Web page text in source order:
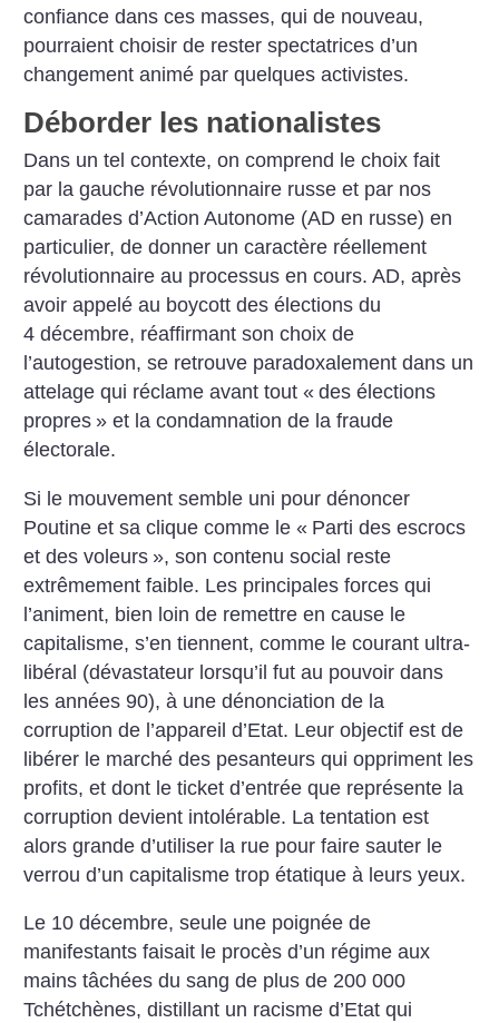
confiance dans ces masses, qui de nouveau,
pourraient choisir de rester spectatrices d’un
changement animé par quelques activistes.
Déborder les nationalistes
Dans un tel contexte, on comprend le choix fait
par la gauche révolutionnaire russe et par nos
camarades d’Action Autonome (AD en russe) en
particulier, de donner un caractère réellement
révolutionnaire au processus en cours. AD, après
avoir appelé au boycott des élections du
4 décembre, réaffirmant son choix de
l’autogestion, se retrouve paradoxalement dans un
attelage qui réclame avant tout « des élections
propres » et la condamnation de la fraude
électorale.
Si le mouvement semble uni pour dénoncer
Poutine et sa clique comme le « Parti des escrocs
et des voleurs », son contenu social reste
extrêmement faible. Les principales forces qui
l’animent, bien loin de remettre en cause le
capitalisme, s’en tiennent, comme le courant ultra-
libéral (dévastateur lorsqu’il fut au pouvoir dans
les années 90), à une dénonciation de la
corruption de l’appareil d’Etat. Leur objectif est de
libérer le marché des pesanteurs qui oppriment les
profits, et dont le ticket d’entrée que représente la
corruption devient intolérable. La tentation est
alors grande d’utiliser la rue pour faire sauter le
verrou d’un capitalisme trop étatique à leurs yeux.
Le 10 décembre, seule une poignée de
manifestants faisait le procès d’un régime aux
mains tâchées du sang de plus de 200 000
Tchétchènes, distillant un racisme d’Etat qui